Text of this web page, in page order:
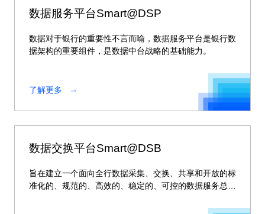
数据服务平台Smart@DSP
数据对于银行的重要性不言而喻，数据服务平台是银行数
据架构的重要组件，是数据中台战略的基础能力。
了解更多
数据交换平台Smart@DSB
旨在建立一个面向全行数据采集、交换、共享和开放的标
准化的、规范的、高效的、稳定的、可控的数据服务总